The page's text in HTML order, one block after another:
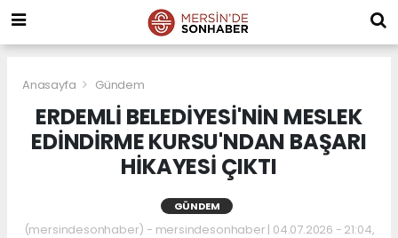
Anasayfa Gündem
ERDEMLİ BELEDİYESİ'NİN MESLEK
EDİNDİRME KURSU'NDAN BAŞARI
HİKAYESİ ÇIKTI
GÜNDEM
(mersindesonhaber) - mersindesonhaber | 04.07.2026 - 21:04,